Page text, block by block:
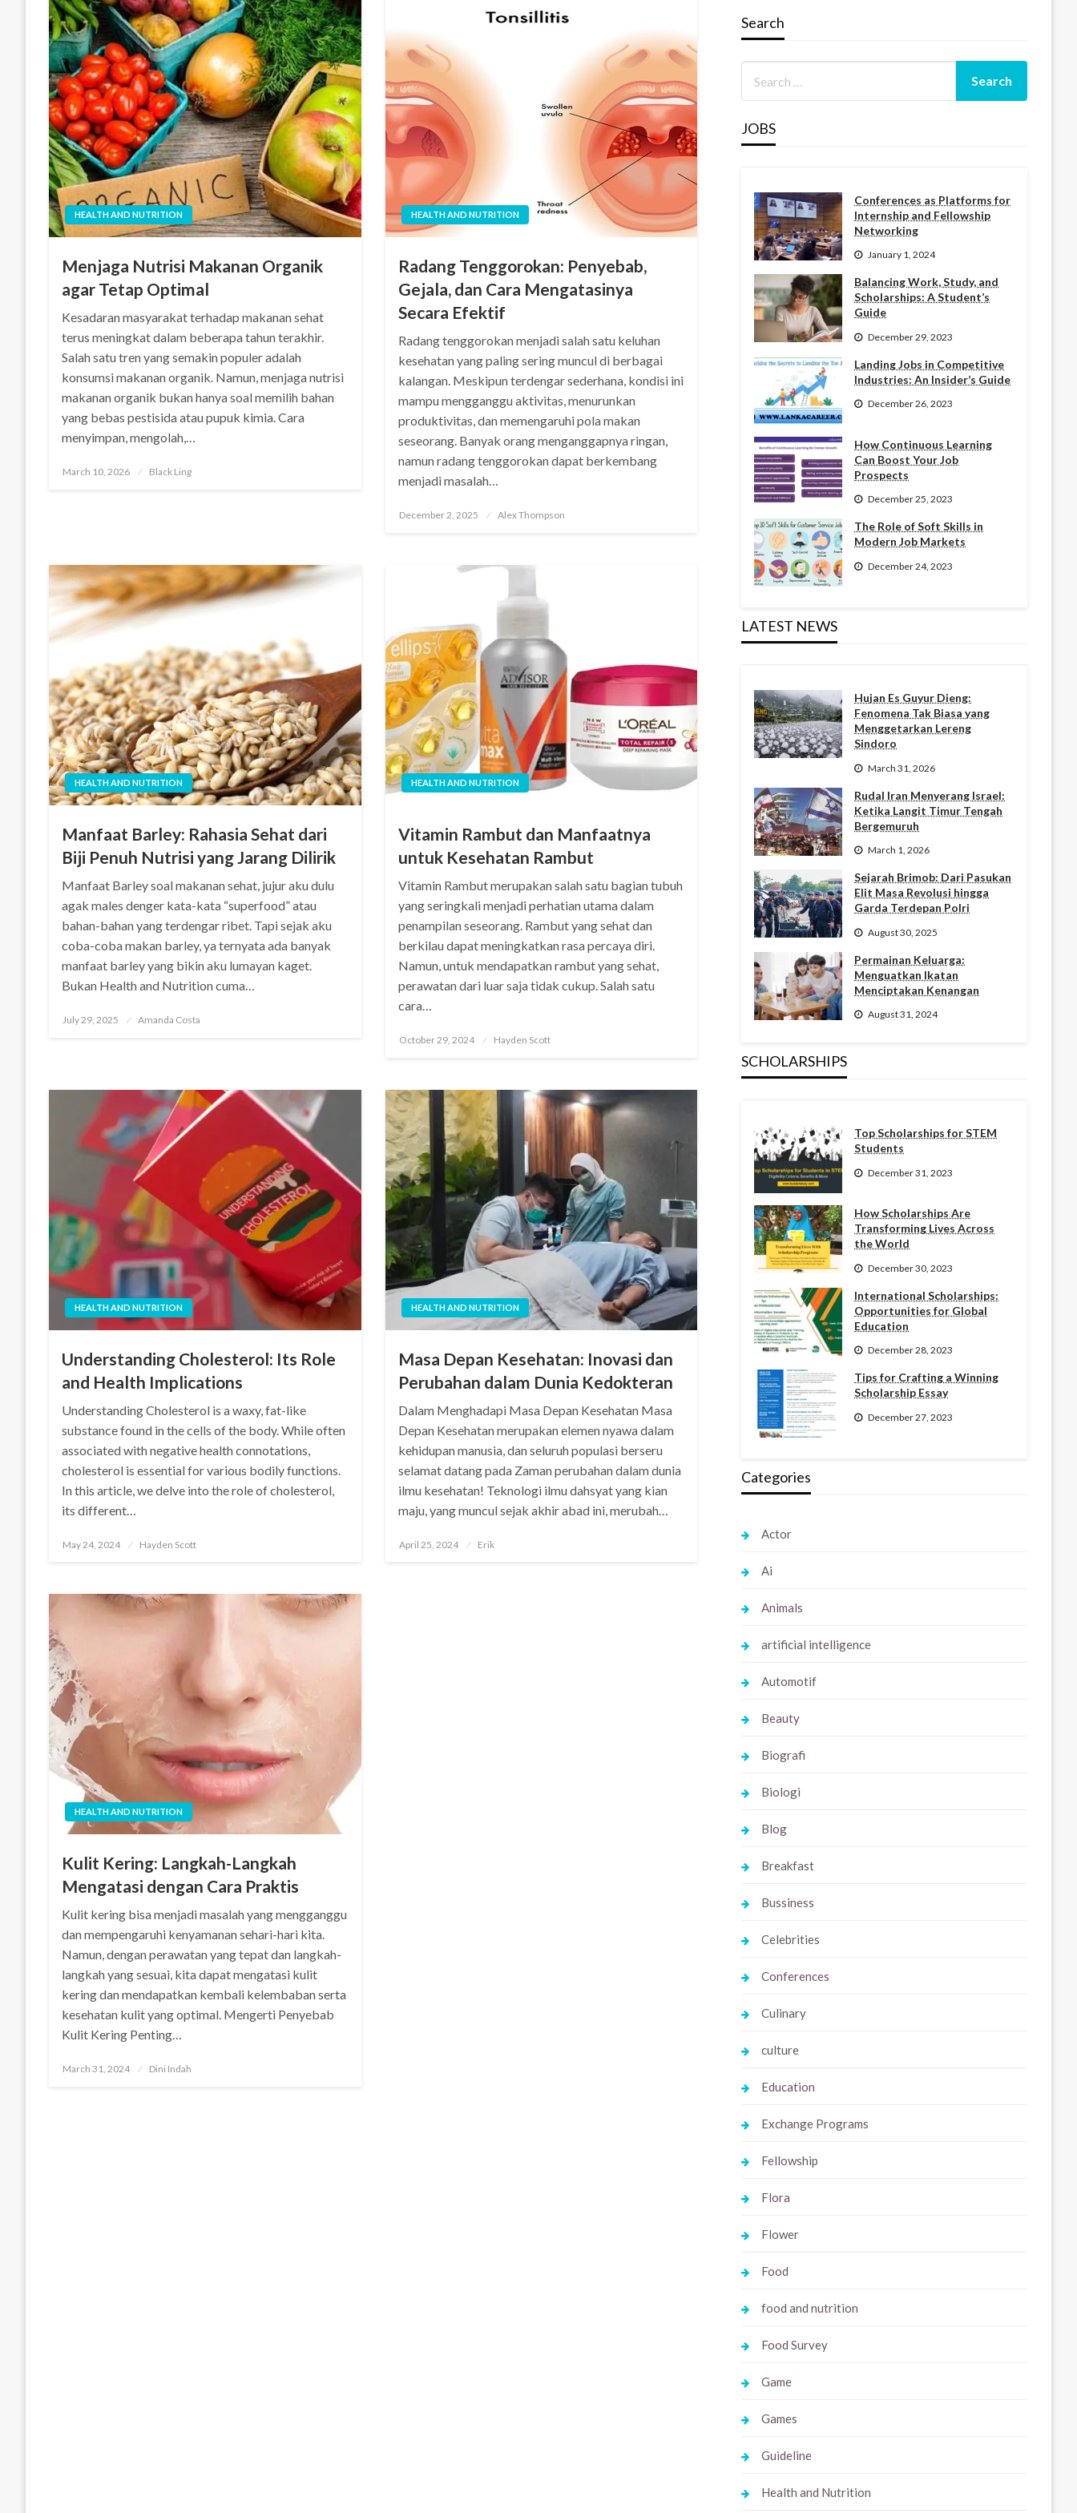
HEALTH AND NUTRITION
Menjaga Nutrisi Makanan Organik
agar Tetap Optimal
Kesadaran masyarakat terhadap makanan sehat
terus meningkat dalam beberapa tahun terakhir.
Salah satu tren yang semakin populer adalah
konsumsi makanan organik. Namun, menjaga nutrisi
makanan organik bukan hanya soal memilih bahan
yang bebas pestisida atau pupuk kimia. Cara
menyimpan, mengolah,…
Posted
March 10, 2026 Black Ling
HEALTH AND NUTRITION
Radang Tenggorokan: Penyebab,
Gejala, dan Cara Mengatasinya
Secara Efektif
Radang tenggorokan menjadi salah satu keluhan
kesehatan yang paling sering muncul di berbagai
kalangan. Meskipun terdengar sederhana, kondisi ini
mampu mengganggu aktivitas, menurunkan
produktivitas, dan memengaruhi pola makan
seseorang. Banyak orang menganggapnya ringan,
namun radang tenggorokan dapat berkembang
menjadi masalah…
Posted
December 2, 2025 Alex Thompson
HEALTH AND NUTRITION
Manfaat Barley: Rahasia Sehat dari
Biji Penuh Nutrisi yang Jarang Dilirik
Manfaat Barley soal makanan sehat, jujur aku dulu
agak males denger kata-kata “superfood” atau
bahan-bahan yang terdengar ribet. Tapi sejak aku
coba-coba makan barley, ya ternyata ada banyak
manfaat barley yang bikin aku lumayan kaget.
Bukan Health and Nutrition cuma…
Posted
July 29, 2025 Amanda Costa
HEALTH AND NUTRITION
Vitamin Rambut dan Manfaatnya
untuk Kesehatan Rambut
Vitamin Rambut merupakan salah satu bagian tubuh
yang seringkali menjadi perhatian utama dalam
penampilan seseorang. Rambut yang sehat dan
berkilau dapat meningkatkan rasa percaya diri.
Namun, untuk mendapatkan rambut yang sehat,
perawatan dari luar saja tidak cukup. Salah satu
cara…
Posted
October 29, 2024 Hayden Scott
HEALTH AND NUTRITION
Understanding Cholesterol: Its Role
and Health Implications
Understanding Cholesterol is a waxy, fat-like
substance found in the cells of the body. While often
associated with negative health connotations,
cholesterol is essential for various bodily functions.
In this article, we delve into the role of cholesterol,
its different…
Posted
May 24, 2024 Hayden Scott
HEALTH AND NUTRITION
Masa Depan Kesehatan: Inovasi dan
Perubahan dalam Dunia Kedokteran
Dalam Menghadapi Masa Depan Kesehatan Masa
Depan Kesehatan merupakan elemen nyawa dalam
kehidupan manusia, dan seluruh populasi berseru
selamat datang pada Zaman perubahan dalam dunia
ilmu kesehatan! Teknologi ilmu dahsyat yang kian
maju, yang muncul sejak akhir abad ini, merubah…
Posted
April 25, 2024 Erik
HEALTH AND NUTRITION
Kulit Kering: Langkah-Langkah
Mengatasi dengan Cara Praktis
Kulit kering bisa menjadi masalah yang mengganggu
dan mempengaruhi kenyamanan sehari-hari kita.
Namun, dengan perawatan yang tepat dan langkah-
langkah yang sesuai, kita dapat mengatasi kulit
kering dan mendapatkan kembali kelembaban serta
kesehatan kulit yang optimal. Mengerti Penyebab
Kulit Kering Penting…
Posted
March 31, 2024 Dini Indah
Search
JOBS
Conferences as Platforms for
Internship and Fellowship
Networking
January 1, 2024
Balancing Work, Study, and
Scholarships: A Student’s
Guide
December 29, 2023
Landing Jobs in Competitive
Industries: An Insider’s Guide
December 26, 2023
How Continuous Learning
Can Boost Your Job
Prospects
December 25, 2023
The Role of Soft Skills in
Modern Job Markets
December 24, 2023
LATEST NEWS
Hujan Es Guyur Dieng:
Fenomena Tak Biasa yang
Menggetarkan Lereng
Sindoro
March 31, 2026
Rudal Iran Menyerang Israel:
Ketika Langit Timur Tengah
Bergemuruh
March 1, 2026
Sejarah Brimob: Dari Pasukan
Elit Masa Revolusi hingga
Garda Terdepan Polri
August 30, 2025
Permainan Keluarga:
Menguatkan Ikatan
Menciptakan Kenangan
August 31, 2024
SCHOLARSHIPS
Top Scholarships for STEM
Students
December 31, 2023
How Scholarships Are
Transforming Lives Across
the World
December 30, 2023
International Scholarships:
Opportunities for Global
Education
December 28, 2023
Tips for Crafting a Winning
Scholarship Essay
December 27, 2023
Categories
Actor
Ai
Animals
artificial intelligence
Automotif
Beauty
Biografi
Biologi
Blog
Breakfast
Bussiness
Celebrities
Conferences
Culinary
culture
Education
Exchange Programs
Fellowship
Flora
Flower
Food
food and nutrition
Food Survey
Game
Games
Guideline
Health and Nutrition